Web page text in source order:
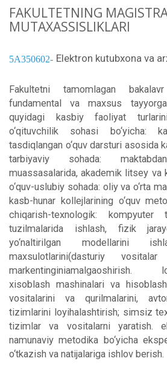
FAKULTETNING
MUTAXASSISLIKLARI
5А350602 Elektron kutubxona va
Fakultetni tamomlagan
fundamental va maxsus
quyidagi kasbiy faoliyat
o‘qituvchilik sohasi bo‘yicha:
tasdiqlangan o‘quv darsturi asosida
tarbiyaviy sohada:
muassasalarida, akademik litsey va
o‘quv-uslubiy sohada: oliy va o‘rta
kasb-hunar kollejlarining o‘quv
chiqarish-texnologik:
tuzilmalarida ishlash, fizik
yo‘naltirilgan modellarini
maxsulotlarini(dasturiy
markentinginiamalgaoshirish.
xisoblash mashinalari va
vositalarini va qurilmalarini,
tizimlarini loyihalashtirish; simsiz
tizimlar va vositalarni yaratish.
namunaviy metodika bo‘yicha
o‘tkazish va natijalariga ishlov berish.